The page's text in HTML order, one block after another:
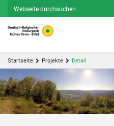
Startseite Projekte Detail